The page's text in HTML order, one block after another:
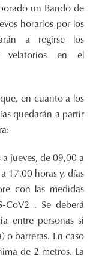
un Bando de
horarios por los
a regirse los
velatorios en el
en cuanto a los
quedarán a partir
a jueves, de 09,00 a
17.00 horas y, días
con las medidas
CoV2 . Se deberá
entre personas si
o barreras. En caso
de 2 metros. La